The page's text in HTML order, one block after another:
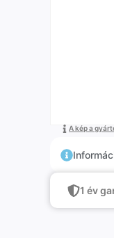
A kép a
1 év